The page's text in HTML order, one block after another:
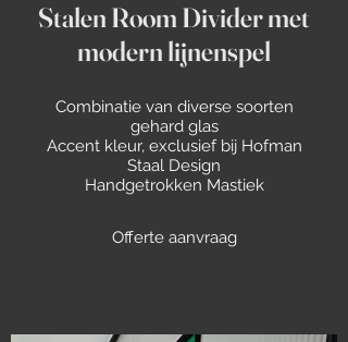
Stalen Room Divider met
modern lijnenspel
Combinatie van diverse soorten
gehard glas
Accent kleur, exclusief bij Hofman
Staal Design
Handgetrokken Mastiek
Offerte aanvraag